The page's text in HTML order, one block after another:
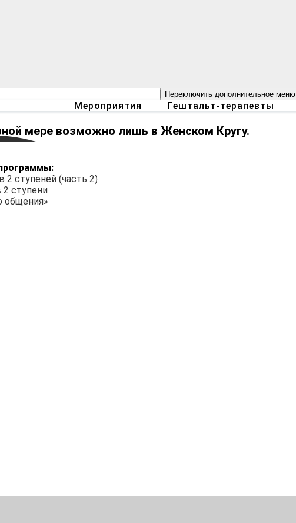
Переключить дополнительное меню
Мероприятия Гештальт-терапевты
мере возможно лишь в Женском Кругу.
2 ступеней (часть 2)
2 ступени
общения»